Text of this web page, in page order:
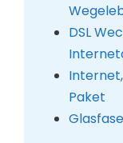
DSL
Paket